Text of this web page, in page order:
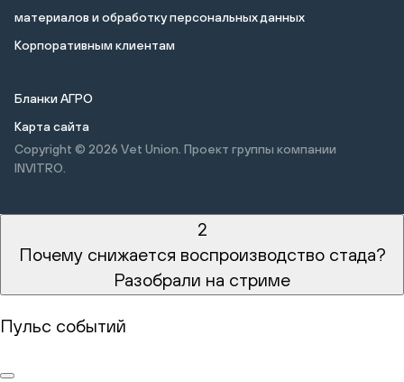
материалов и обработку персональных данных
Корпоративным клиентам
Бланки АГРО
Карта сайта
Copyright © 2026 Vet Union. Проект группы компании
INVITRO.
2
Почему снижается воспроизводство стада?
Разобрали на стриме
Пульс событий